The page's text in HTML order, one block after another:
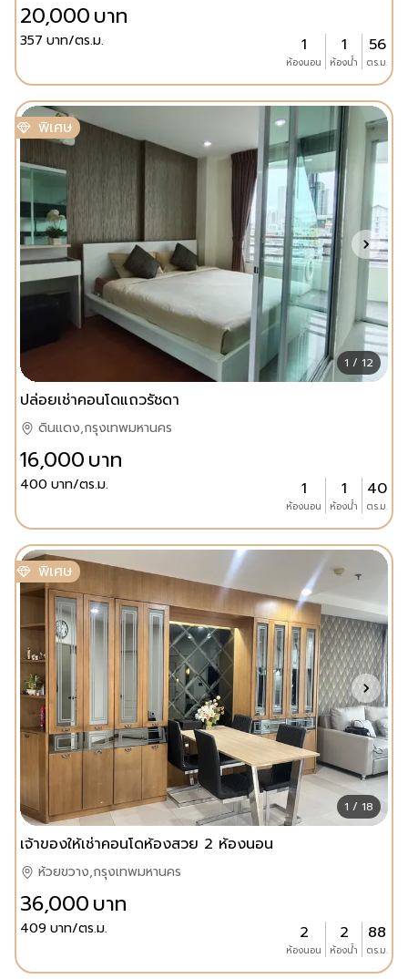
20,000บาท
357 บาท/ตร.ม. 1
ห้องนอน
1
ห้องน้ำ
56
ตร.ม.
พิเศษ
1 / 12
ปล่อยเช่าคอนโดแถวรัชดา
ดินแดง,กรุงเทพมหานคร
16,000บาท
400 บาท/ตร.ม. 1
ห้องนอน
1
ห้องน้ำ
40
ตร.ม.
พิเศษ
1 / 18
เจ้าของให้เช่าคอนโดห้องสวย 2 ห้องนอน
ห้วยขวาง,กรุงเทพมหานคร
36,000บาท
409บาท/ตร.ม. 2
ห้องนอน
2
ห้องน้ำ
88
ตร.ม.